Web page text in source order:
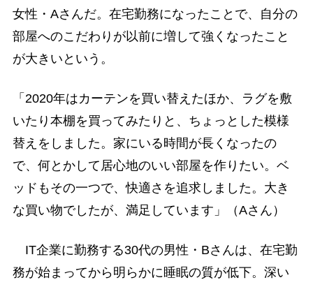
女性・Aさんだ。在宅勤務になったことで、自分の
部屋へのこだわりが以前に増して強くなったこと
が大きいという。
「2020年はカーテンを買い替えたほか、ラグを敷
いたり本棚を買ってみたりと、ちょっとした模様
替えをしました。家にいる時間が長くなったの
で、何とかして居心地のいい部屋を作りたい。ベ
ッドもその一つで、快適さを追求しました。大き
な買い物でしたが、満足しています」（Aさん）
IT企業に勤務する30代の男性・Bさんは、在宅勤
務が始まってから明らかに睡眠の質が低下。深い